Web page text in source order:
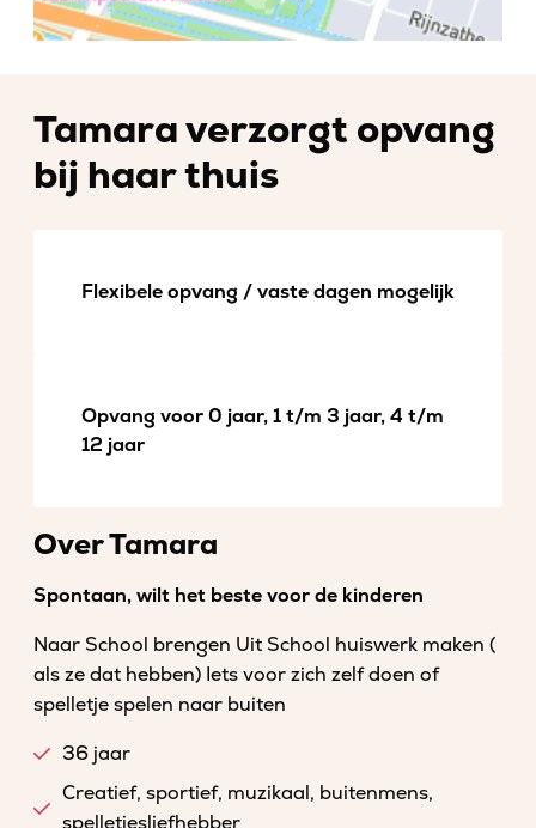
Tamara verzorgt opvang
bij haar thuis
Flexibele opvang / vaste dagen mogelijk
Opvang voor 0 jaar, 1 t/m 3 jaar, 4 t/m
12 jaar
Over Tamara
Spontaan, wilt het beste voor de kinderen
Naar School brengen Uit School huiswerk maken (
als ze dat hebben) Iets voor zich zelf doen of
spelletje spelen naar buiten
36 jaar
Creatief, sportief, muzikaal, buitenmens,
spelletjesliefhebber